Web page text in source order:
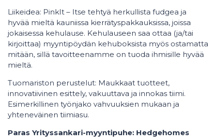
Liikeidea: PinkIt – Itse tehtyä herkullista fudgea ja
hyvää mieltä kauniissa kierrätyspakkauksissa, joissa
jokaisessa kehulause. Kehulauseen saa ottaa (ja/tai
kirjoittaa) myyntipöydän kehuboksista myös ostamatta
mitään, sillä tavoitteenamme on tuoda ihmisille hyvää
mieltä.
Tuomariston perustelut: Maukkaat tuotteet,
innovatiivinen esittely, vakuuttava ja innokas tiimi.
Esimerkillinen työnjako vahvuuksien mukaan ja
yhteneväinen tiimiasu.
Paras Yrityssankari-myyntipuhe: Hedgehomes